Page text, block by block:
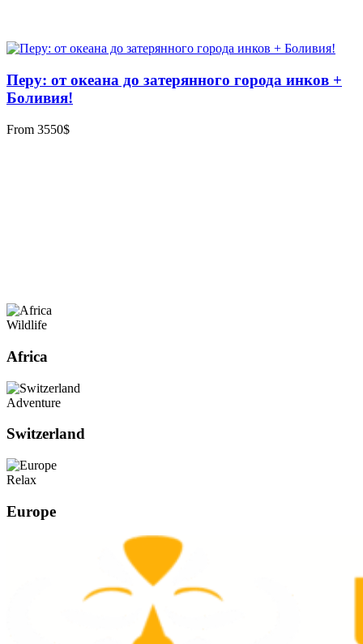
Перу: от океана до затерянного города инков +
Боливия!
From 3550$
Wildlife
Africa
Adventure
Switzerland
Relax
Europe